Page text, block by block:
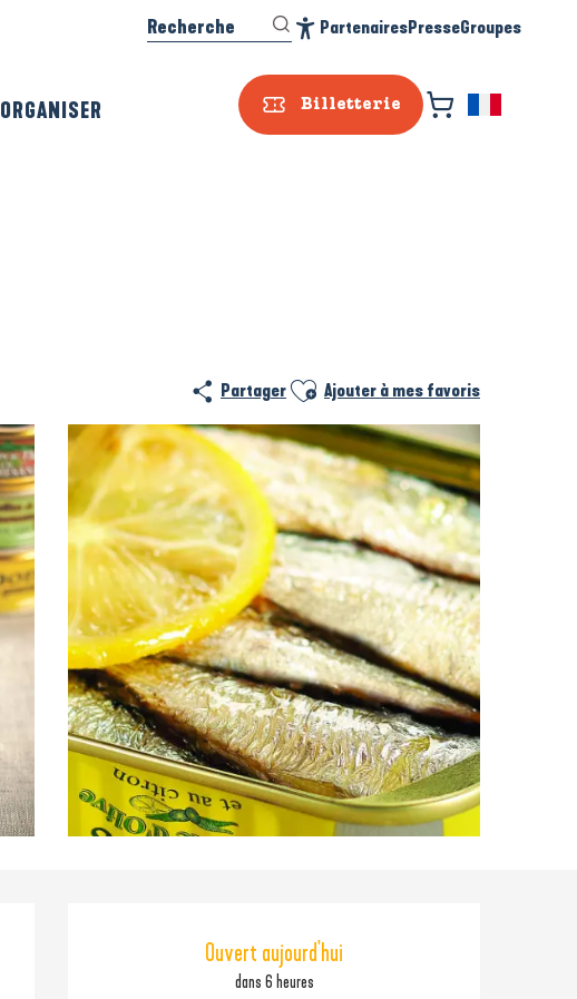
Billetterie
Recherche PartenairesPresseGroupes
ORGANISER
Partager Ajouter aux favoris
Ajouter à mes favoris
Ouverture et
Ouvert aujourd'hui
dans 6 heures